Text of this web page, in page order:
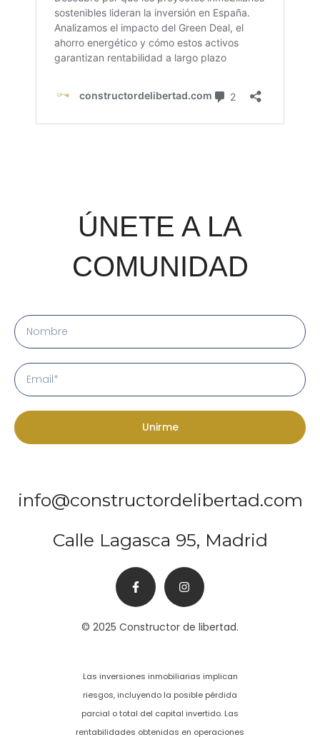
ÚNETE A LA
COMUNIDAD
Unirme
info@constructordelibertad.com
Calle Lagasca 95, Madrid
© 2025 Constructor de libertad.
Las inversiones inmobiliarias implican
riesgos, incluyendo la posible pérdida
parcial o total del capital invertido. Las
rentabilidades obtenidas en operaciones